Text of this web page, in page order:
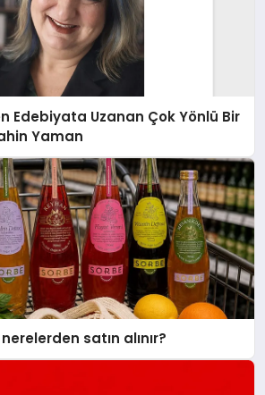
Edebiyata Uzanan Çok Yönlü Bir
Yaman
satın alınır?